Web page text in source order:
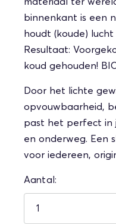
materiaal ter
binnenkant is een
houdt (koude)
Resultaat:
koud gehouden!
Door het lichte
opvouwbaarheid,
past het perfect in
en onderweg. Een
voor iedereen,
Aantal: